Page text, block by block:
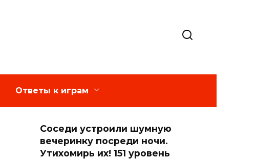
Ответы к играм
Соседи устроили шумную
вечеринку посреди ночи.
Утихомирь их! 151 уровень